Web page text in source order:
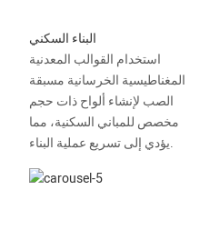
البناء السكني
استخدام القوالب المعدنية
المغناطيسية الخرسانية مسبقة
الصب لإنشاء ألواح ذات حجم
مخصص للمباني السكنية، مما
يؤدي إلى تسريع عملية البناء.